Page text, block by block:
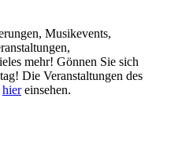
Musikevents,
mehr! Gönnen Sie sich
Die Veranstaltungen des
hiereinsehen.